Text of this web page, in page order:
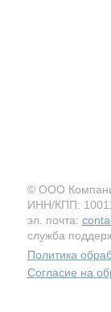
© ООО
ИНН/КПП:
эл. почта:
служба
Политика
Согласие на